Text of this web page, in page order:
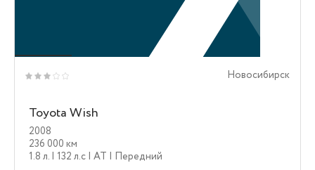
Новосибирск
Toyota Wish
2008
236 000 км
1.8 л. | 132 л.c | AT | Передний